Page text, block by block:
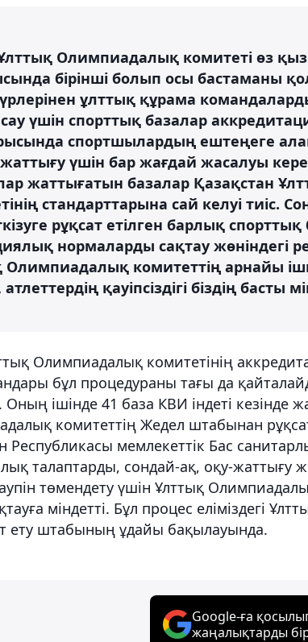
Олимпиадалық комитеті өз
бірінші болып осы бастаманы
ұлттық құрама
үшін спорттық базалар
спортшылардың ештеңеге
үшін бар жағдай жасалуы
жаттығатын базалар Қазақстан
стандарттарына сай келуі тиіс.
рұқсат етілген барлық спорттық
нормаларды сақтау жөніндегі
Олимпиадалық комитеттің арнайы
қауіпсіздігі біздің басты
Олимпиадалық комитетінің
бұл процедураны тағы да
Оның ішінде 41 база КВИ індеті кезінде
комитеттің Жедел штабынан
мемлекеттік Бас
талаптарды, сондай-ақ, оқу-жаттығу
төмендету үшін Ұлттық
міндетті. Бұл процес еліміздегі
ету штабының ұдайы бақылауында.
Google-ға
жаңалықтарды